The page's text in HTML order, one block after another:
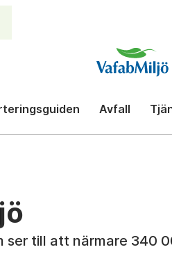
Avfall
till att närmare 340